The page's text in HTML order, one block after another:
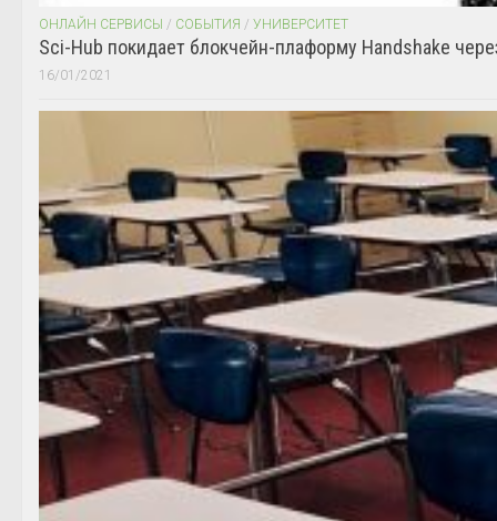
ОНЛАЙН СЕРВИСЫ / СОБЫТИЯ / УНИВЕРСИТЕТ
Sci-Hub покидает блокчейн-плаформу Handshake
16/01/2021